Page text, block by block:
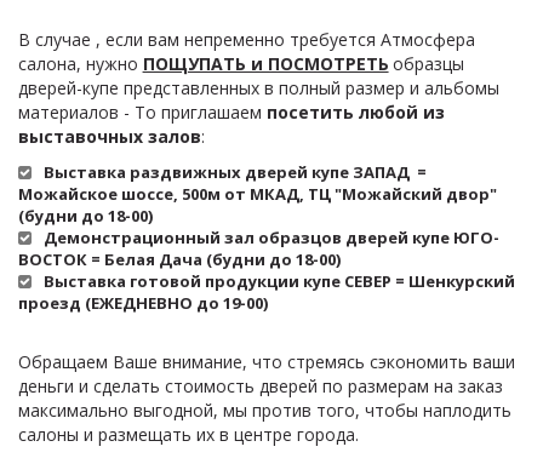
В случае , если вам непременно требуется Атмосфера
салона, нужно ПОЩУПАТЬ и ПОСМОТРЕТЬ образцы
дверей-купе представленных в полный размер и альбомы
материалов - То приглашаем посетить любой из
выставочных залов:
Выставка раздвижных дверей купе ЗАПАД  =
Можайское шоссе, 500м от МКАД, ТЦ "Можайский двор"
(будни до 18-00)
Демонстрационный зал образцов дверей купе ЮГО-
ВОСТОК = Белая Дача (будни до 18-00)
Выставка готовой продукции купе СЕВЕР = Шенкурский
проезд (ЕЖЕДНЕВНО до 19-00)
Обращаем Ваше внимание, что стремясь сэкономить ваши
деньги и сделать стоимость дверей по размерам на заказ
максимально выгодной, мы против того, чтобы наплодить
салоны и размещать их в центре города.